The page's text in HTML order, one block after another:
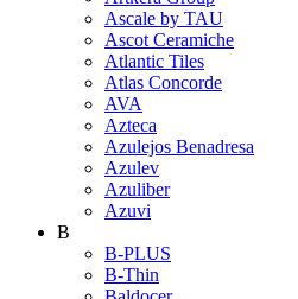
Ascale by TAU
Ascot Ceramiche
Atlantic Tiles
Atlas Concorde
AVA
Azteca
Azulejos Benadresa
Azulev
Azuliber
Azuvi
B
B-PLUS
B-Thin